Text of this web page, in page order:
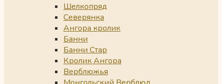
Шелкопряд
Северянка
Ангора кролик
Банни
Банни Стар
Кролик Ангора
Верблюжья